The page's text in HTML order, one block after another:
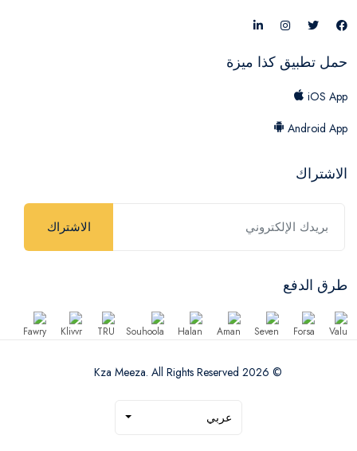
حمل تطبيق كذا ميزة
iOS App
Android App
الاشتراك
الاشتراك
طرق الدفع
© 2026 Kza Meeza. All Rights Reserved
عربي